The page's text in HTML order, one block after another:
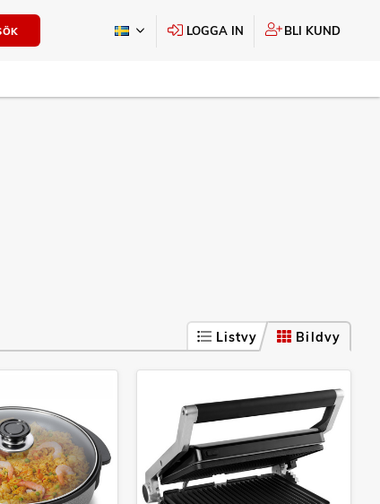
LOGGA IN BLI KUND
Bildvy
Listvy